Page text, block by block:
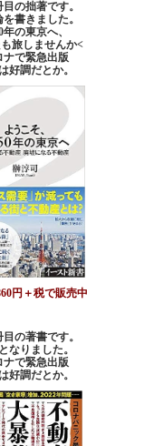
の拙著です。
書きました。
年の東京へ、
旅しませんか<
ナで緊急出版
好調だとか。
円＋税で販売中
の著書です。
なりました。
ナで緊急出版
好調だとか。